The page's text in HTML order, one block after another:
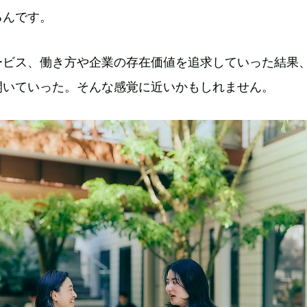
です。
ス、働き方や企業の存在価値を追求していった結果
ていった。そんな感覚に近いかもしれません。